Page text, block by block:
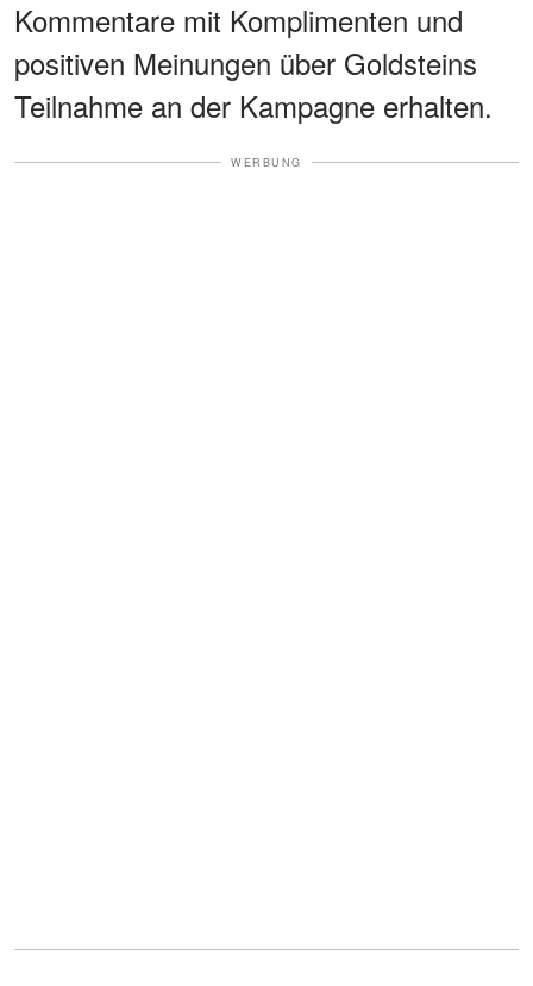
Kommentare mit Komplimenten und
positiven Meinungen über Goldsteins
Teilnahme an der Kampagne erhalten.
WERBUNG